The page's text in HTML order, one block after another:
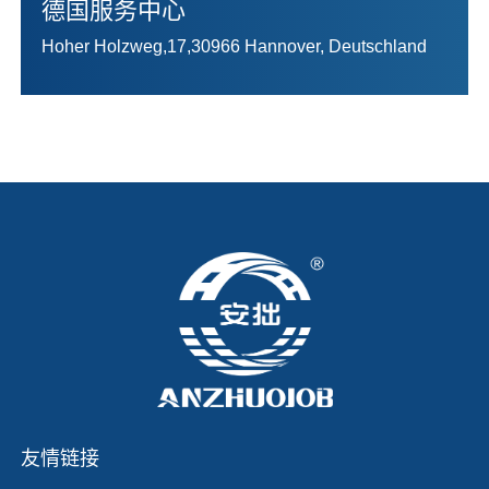
德国服务中心
Hoher Holzweg,17,30966 Hannover, Deutschland
友情链接